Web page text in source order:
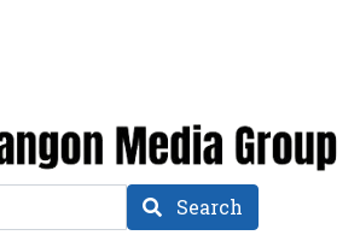
Search